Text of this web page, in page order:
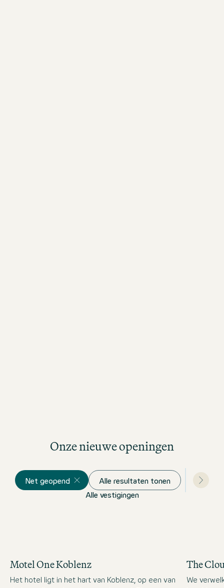
Onze nieuwe openingen
Net geopend Alle resultaten tonen
Alle vestigingen
Motel One Koblenz
Het hotel ligt in het hart van Koblenz, op een van
The
We